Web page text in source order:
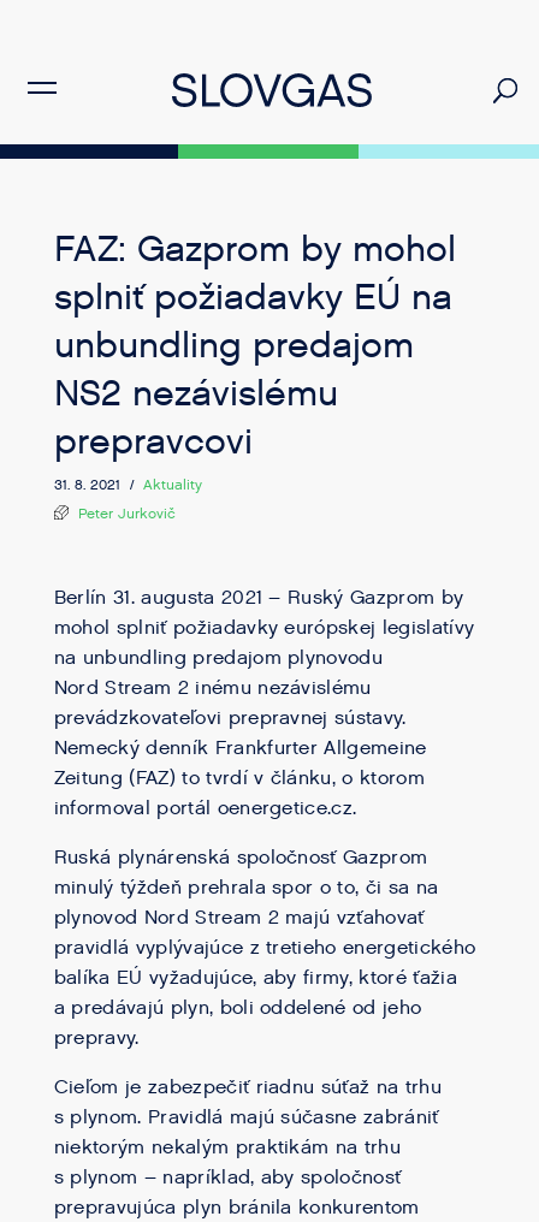
FAZ: Gazprom by mohol
splniť požiadavky EÚ na
unbundling predajom
NS2 nezávislému
prepravcovi
31. 8. 2021 / Aktuality
Peter Jurkovič
Berlín 31. augusta 2021 – Ruský Gazprom by
mohol splniť požiadavky európskej legislatívy
na unbundling predajom plynovodu
Nord Stream 2 inému nezávislému
prevádzkovateľovi prepravnej sústavy.
Nemecký denník Frankfurter Allgemeine
Zeitung (FAZ) to tvrdí v článku, o ktorom
informoval portál oenergetice.cz.
Ruská plynárenská spoločnosť Gazprom
minulý týždeň prehrala spor o to, či sa na
plynovod Nord Stream 2 majú vzťahovať
pravidlá vyplývajúce z tretieho energetického
balíka EÚ vyžadujúce, aby firmy, ktoré ťažia
a predávajú plyn, boli oddelené od jeho
prepravy.
Cieľom je zabezpečiť riadnu súťaž na trhu
s plynom. Pravidlá majú súčasne zabrániť
niektorým nekalým praktikám na trhu
s plynom – napríklad, aby spoločnosť
prepravujúca plyn bránila konkurentom